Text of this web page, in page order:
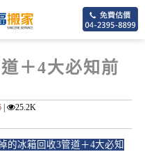
＋4大必知前
|
25.2K
的冰箱回收3管道＋4大必知